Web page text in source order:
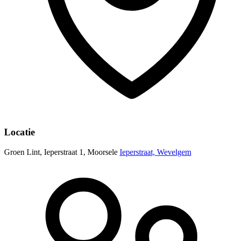
Locatie
Groen Lint, Ieperstraat 1, Moorsele Ieperstraat, Wevelgem